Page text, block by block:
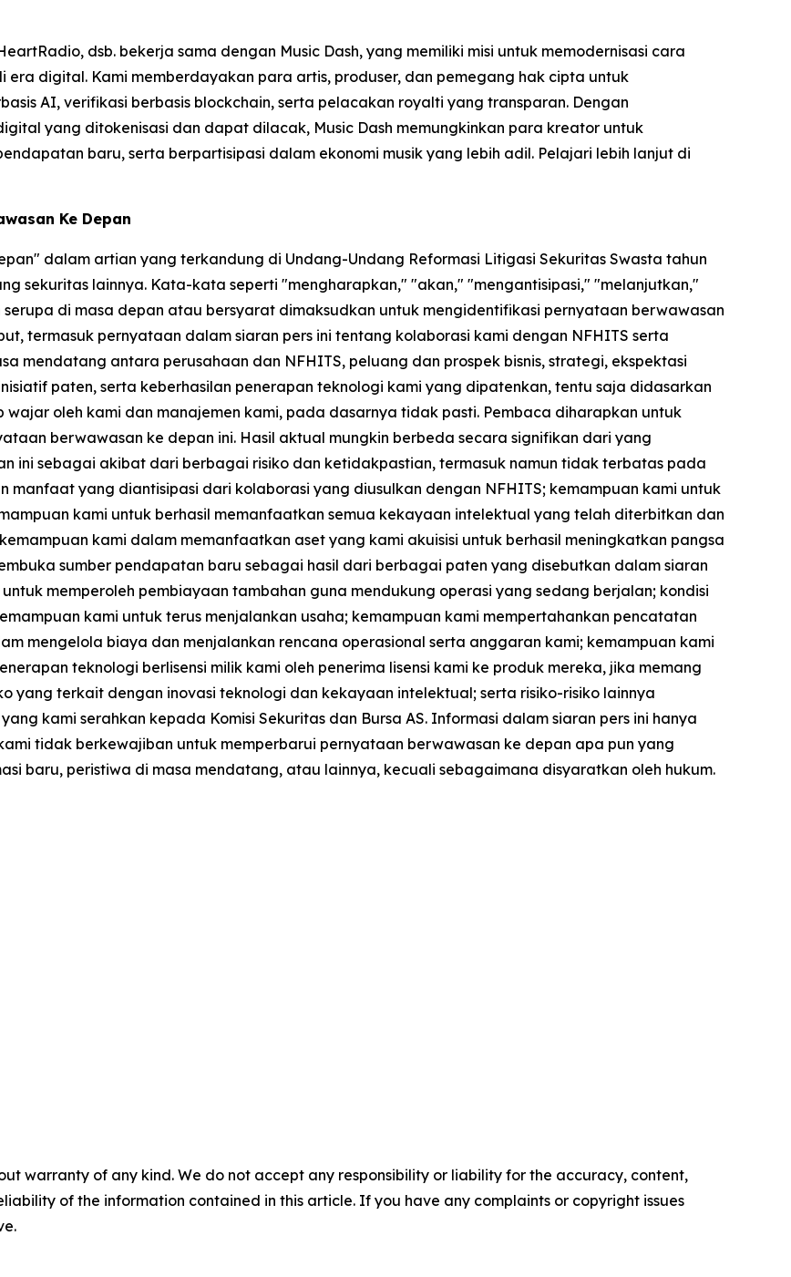
dsb. bekerja sama dengan Music Dash, yang memiliki misi untuk memodernisasi cara
era digital. Kami memberdayakan para artis, produser, dan pemegang hak cipta untuk
AI, verifikasi berbasis blockchain, serta pelacakan royalti yang transparan. Dengan
yang ditokenisasi dan dapat dilacak, Music Dash memungkinkan para kreator untuk
baru, serta berpartisipasi dalam ekonomi musik yang lebih adil. Pelajari lebih lanjut di
Ke Depan
dalam artian yang terkandung di Undang-Undang Reformasi Litigasi Sekuritas Swasta tahun
sekuritas lainnya. Kata-kata seperti "mengharapkan," "akan," "mengantisipasi," "melanjutkan,"
di masa depan atau bersyarat dimaksudkan untuk mengidentifikasi pernyataan berwawasan
termasuk pernyataan dalam siaran pers ini tentang kolaborasi kami dengan NFHITS serta
mendatang antara perusahaan dan NFHITS, peluang dan prospek bisnis, strategi, ekspektasi
paten, serta keberhasilan penerapan teknologi kami yang dipatenkan, tentu saja didasarkan
wajar oleh kami dan manajemen kami, pada dasarnya tidak pasti. Pembaca diharapkan untuk
berwawasan ke depan ini. Hasil aktual mungkin berbeda secara signifikan dari yang
ini sebagai akibat dari berbagai risiko dan ketidakpastian, termasuk namun tidak terbatas pada
manfaat yang diantisipasi dari kolaborasi yang diusulkan dengan NFHITS; kemampuan kami untuk
kami untuk berhasil memanfaatkan semua kekayaan intelektual yang telah diterbitkan dan
kami dalam memanfaatkan aset yang kami akuisisi untuk berhasil meningkatkan pangsa
sumber pendapatan baru sebagai hasil dari berbagai paten yang disebutkan dalam siaran
memperoleh pembiayaan tambahan guna mendukung operasi yang sedang berjalan; kondisi
kami untuk terus menjalankan usaha; kemampuan kami mempertahankan pencatatan
mengelola biaya dan menjalankan rencana operasional serta anggaran kami; kemampuan kami
teknologi berlisensi milik kami oleh penerima lisensi kami ke produk mereka, jika memang
yang terkait dengan inovasi teknologi dan kekayaan intelektual; serta risiko-risiko lainnya
kami serahkan kepada Komisi Sekuritas dan Bursa AS. Informasi dalam siaran pers ini hanya
tidak berkewajiban untuk memperbarui pernyataan berwawasan ke depan apa pun yang
baru, peristiwa di masa mendatang, atau lainnya, kecuali sebagaimana disyaratkan oleh hukum.
warranty of any kind. We do not accept any responsibility or liability for the accuracy, content,
of the information contained in this article. If you have any complaints or copyright issues